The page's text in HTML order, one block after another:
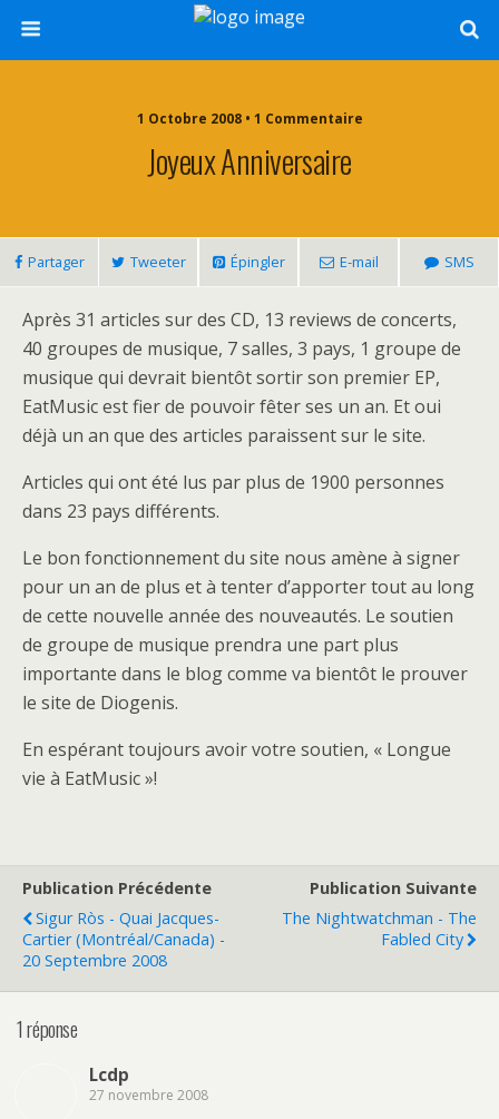
1 Octobre 2008 • 1 Commentaire
Joyeux Anniversaire
Partager Tweeter Épingler E-mail SMS
Après 31 articles sur des CD, 13 reviews de concerts,
40 groupes de musique, 7 salles, 3 pays, 1 groupe de
musique qui devrait bientôt sortir son premier EP,
EatMusic est fier de pouvoir fêter ses un an. Et oui
déjà un an que des articles paraissent sur le site.
Articles qui ont été lus par plus de 1900 personnes
dans 23 pays différents.
Le bon fonctionnement du site nous amène à signer
pour un an de plus et à tenter d’apporter tout au long
de cette nouvelle année des nouveautés. Le soutien
de groupe de musique prendra une part plus
importante dans le blog comme va bientôt le prouver
le site de Diogenis.
En espérant toujours avoir votre soutien, « Longue
vie à EatMusic »!
Publication Précédente
Sigur Ròs - Quai Jacques-
Cartier (Montréal/Canada) -
20 Septembre 2008
Publication Suivante
The Nightwatchman - The
Fabled City
1 réponse
Lcdp
27 novembre 2008